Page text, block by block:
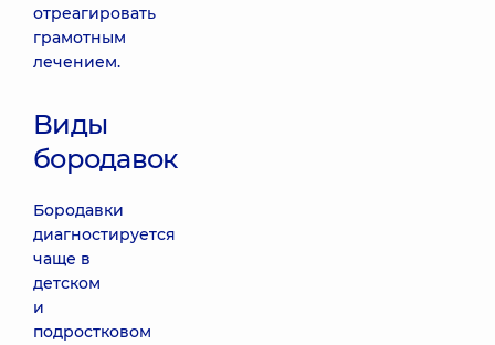
отреагировать
грамотным
лечением.
Виды
бородавок
Бородавки
диагностируется
чаще в
детском
и
подростковом